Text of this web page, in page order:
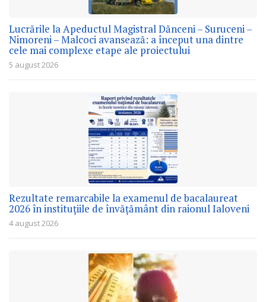
Lucrările la Apeductul Magistral Dănceni – Suruceni –
Nimoreni – Malcoci avansează: a început una dintre
cele mai complexe etape ale proiectului
5 august 2026
Rezultate remarcabile la examenul de bacalaureat
2026 în instituțiile de învățământ din raionul Ialoveni
4 august 2026